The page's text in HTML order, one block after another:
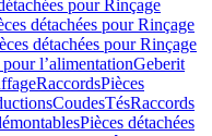
pour Rinçage
détachées pour Rinçage
détachées pour Rinçage
l’alimentationGeberit
RaccordsPièces
CoudesTésRaccords
Pièces détachées